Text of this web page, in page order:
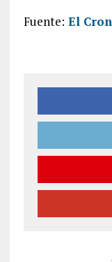
Fuente: El